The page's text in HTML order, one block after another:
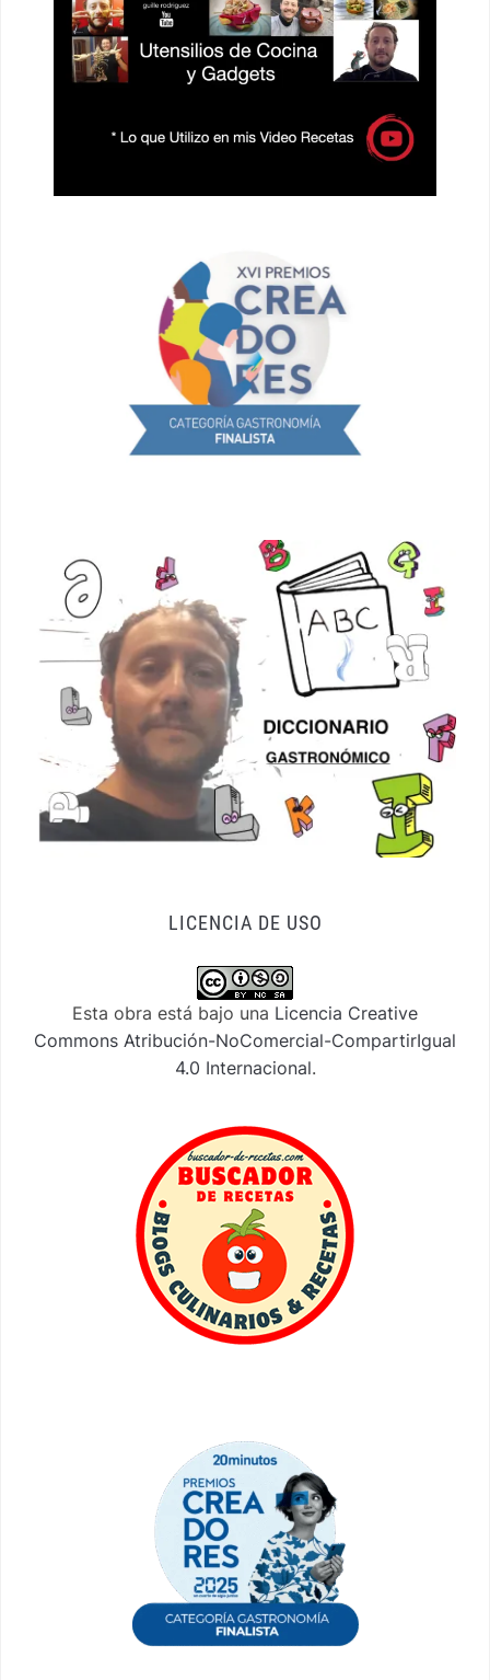
LICENCIA DE USO
Esta obra está bajo una Licencia Creative
Commons Atribución-NoComercial-CompartirIgual
4.0 Internacional.